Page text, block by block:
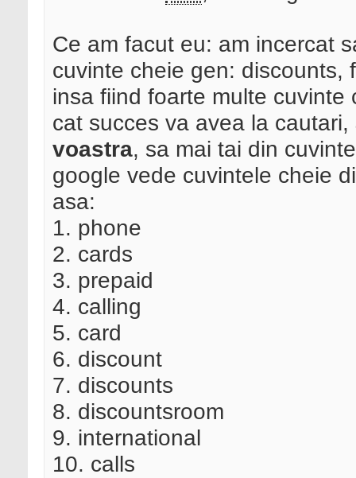
Ce am facut eu: am incercat
cuvinte cheie gen: discounts,
insa fiind foarte multe
cat succes va avea la cautari,
voastra, sa mai tai din
google vede cuvintele cheie
asa:
1. phone
2. cards
3. prepaid
4. calling
5. card
6. discount
7. discounts
8. discountsroom
9. international
10. calls